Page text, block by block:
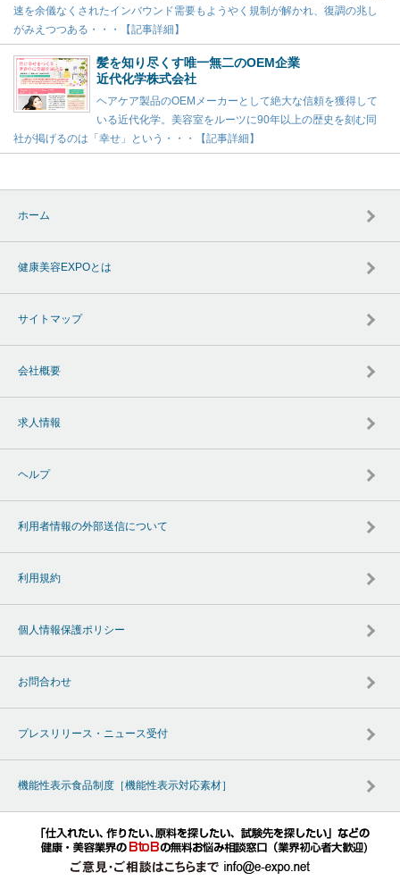
速を余儀なくされたインバウンド需要もようやく規制が解かれ、復調の兆し
がみえつつある・・・【記事詳細】
髪を知り尽くす唯一無二のOEM企業
近代化学株式会社
ヘアケア製品のOEMメーカーとして絶大な信頼を獲得して
いる近代化学。美容室をルーツに90年以上の歴史を刻む同
社が掲げるのは「幸せ」という・・・【記事詳細】
ホーム
健康美容EXPOとは
サイトマップ
会社概要
求人情報
ヘルプ
利用者情報の外部送信について
利用規約
個人情報保護ポリシー
お問合わせ
プレスリリース・ニュース受付
機能性表示食品制度［機能性表示対応素材］